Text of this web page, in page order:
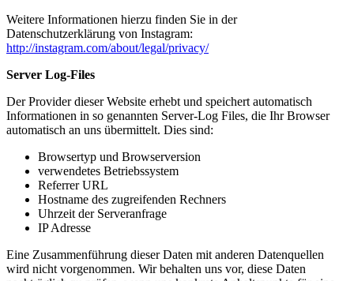
Weitere Informationen hierzu finden Sie in der
Datenschutzerklärung von Instagram:
http://instagram.com/about/legal/privacy/
Server Log-Files
Der Provider dieser Website erhebt und speichert automatisch
Informationen in so genannten Server-Log Files, die Ihr Browser
automatisch an uns übermittelt. Dies sind:
Browsertyp und Browserversion
verwendetes Betriebssystem
Referrer URL
Hostname des zugreifenden Rechners
Uhrzeit der Serveranfrage
IP Adresse
Eine Zusammenführung dieser Daten mit anderen Datenquellen
wird nicht vorgenommen. Wir behalten uns vor, diese Daten